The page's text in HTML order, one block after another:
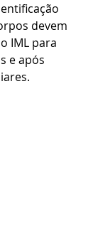
devem
IML para
e após